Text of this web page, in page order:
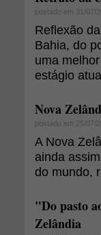
postado em 31/07/
Reflexão
Bahia, do
uma
estágio
Nova
postado em 25/07/
A Nova
ainda
do mundo,
"Do pasto
Zelândia